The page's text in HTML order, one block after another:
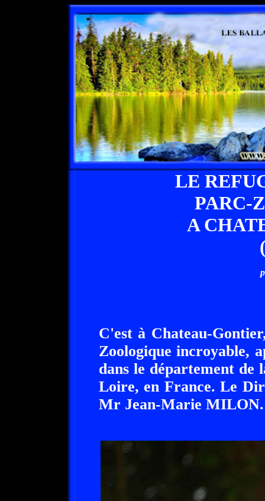
LE
PARC-
A
C'est à Chateau-
Zoologique incroyable,
dans le département de
Loire, en France. Le
Mr Jean-Marie MILON.